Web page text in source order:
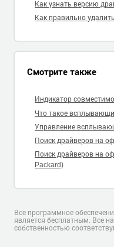
Как узнать версию
Как правильно
Смотрите также
Индикатор
Что такое
Управление
Поиск драйверов на
Поиск драйверов на
Packard)
Все программное
является бесплатным. Все
собственностью